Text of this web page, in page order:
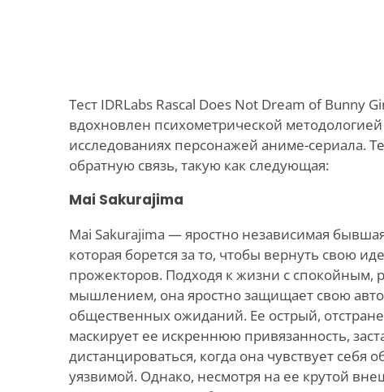
Тест IDRLabs Rascal Does Not Dream of Bunny
вдохновлен психометрической
исследованиях персонажей аниме-сериала.
обратную связь, такую как следующая:
Mai Sakurajima
Mai Sakurajima — яростно независимая бывшая
которая борется за то, чтобы вернуть свою
прожекторов. Подходя к жизни с спокойным,
мышлением, она яростно защищает свою
общественных ожиданий. Ее острый,
маскирует ее искреннюю привязанность,
дистанцироваться, когда она чувствует себя
уязвимой. Однако, несмотря на ее крутой